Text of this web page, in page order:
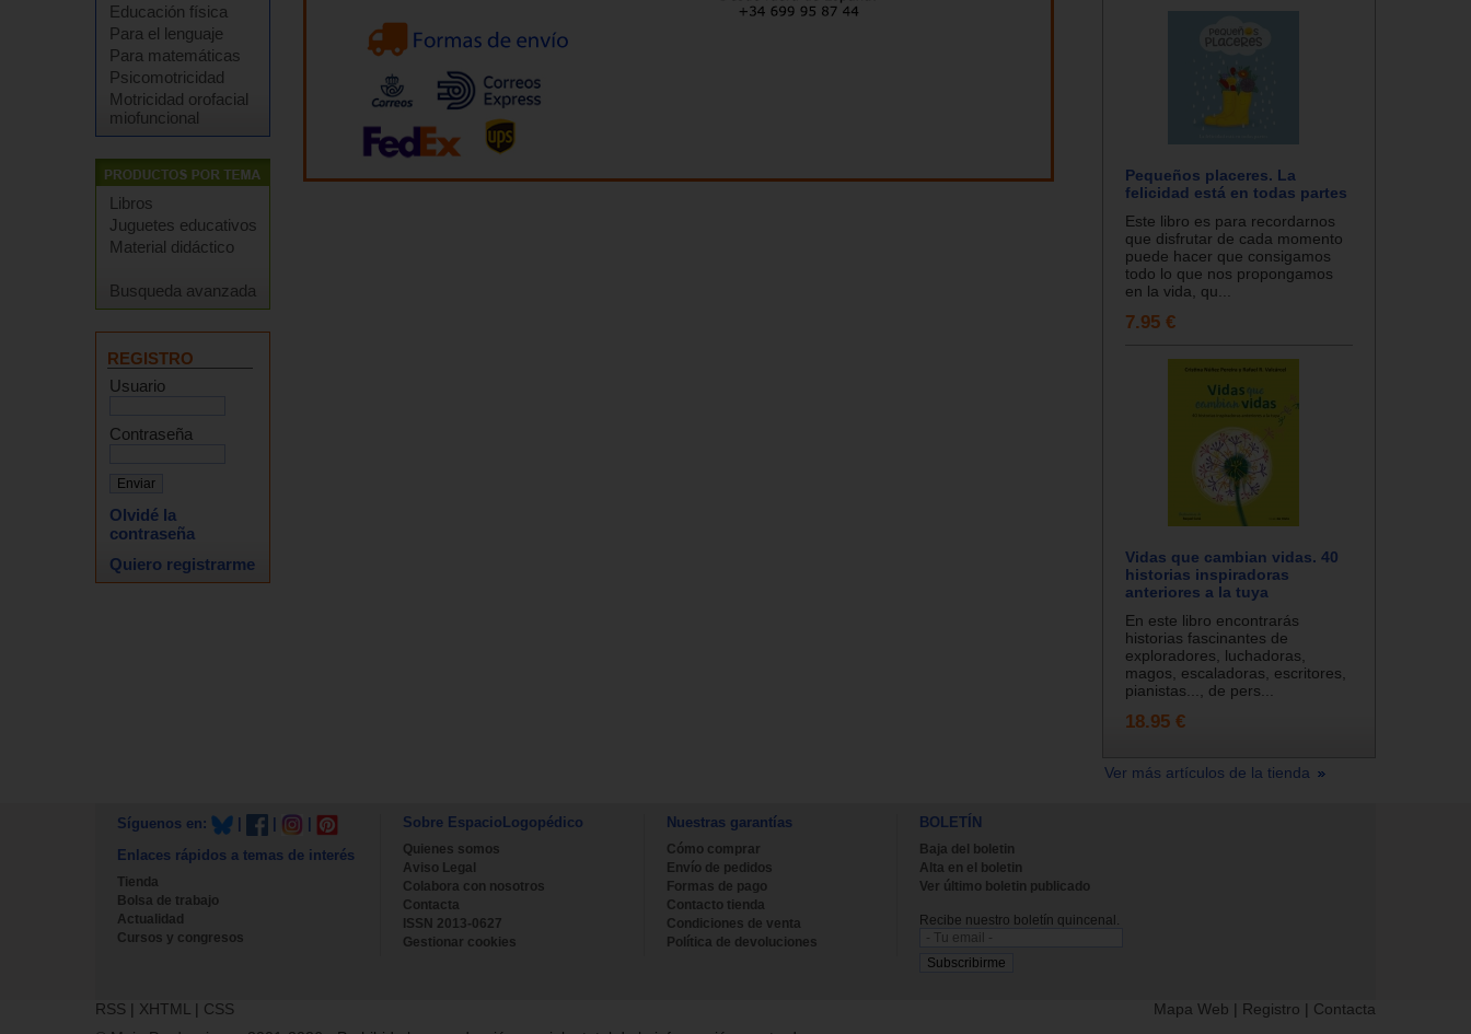
Educación física
Para el lenguaje
Para matemáticas
Psicomotricidad
Motricidad orofacial
miofuncional
Libros
Juguetes educativos
Material didáctico
Busqueda avanzada
REGISTRO
Usuario
Contraseña
Olvidé la
contraseña
Quiero registrarme
Pequeños placeres. La
felicidad está en todas partes
Este libro es para recordarnos
que disfrutar de cada momento
puede hacer que consigamos
todo lo que nos propongamos
en la vida, qu...
7.95 €
Vidas que cambian vidas. 40
historias inspiradoras
anteriores a la tuya
En este libro encontrarás
historias fascinantes de
exploradores, luchadoras,
magos, escaladoras, escritores,
pianistas..., de pers...
18.95 €
Ver más artículos de la tienda
Síguenos en:
Enlaces rápidos a temas de interés
Tienda
Bolsa de trabajo
Actualidad
Cursos y congresos
Sobre EspacioLogopédico
Quienes somos
Aviso Legal
Colabora con nosotros
Contacta
ISSN 2013-0627
Gestionar cookies
Nuestras garantías
Cómo comprar
Envío de pedidos
Formas de pago
Contacto tienda
Condiciones de venta
Política de devoluciones
BOLETÍN
Baja del boletin
Alta en el boletin
Ver último boletin publicado
Recibe nuestro boletín quincenal.
RSS | XHTML | CSS Mapa Web | Registro | Contacta